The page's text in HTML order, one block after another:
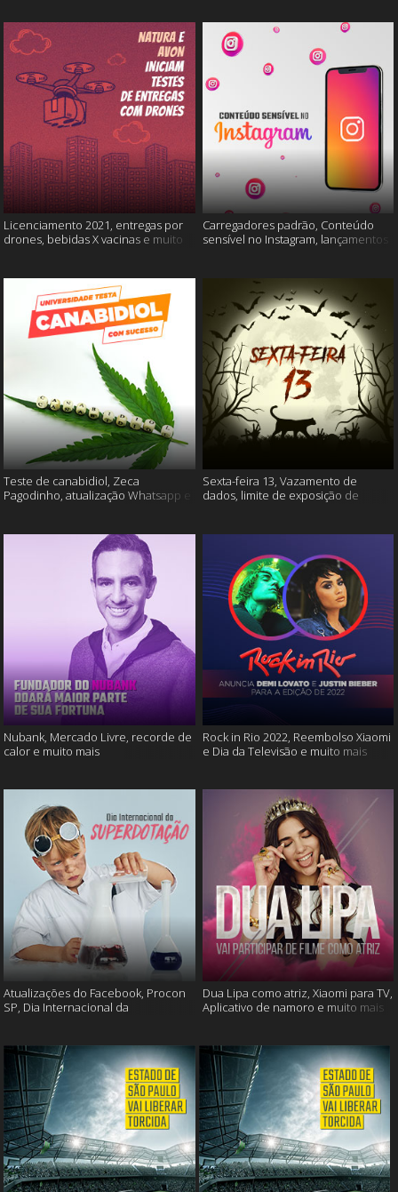
Licenciamento 2021, entregas por
drones, bebidas X vacinas e muito
Carregadores padrão, Conteúdo
sensível no Instagram, lançamentos
Teste de canabidiol, Zeca
Pagodinho, atualização Whatsapp e
Sexta-feira 13, Vazamento de
dados, limite de exposição de
Nubank, Mercado Livre, recorde de
calor e muito mais
Rock in Rio 2022, Reembolso Xiaomi
e Dia da Televisão e muito mais
Atualizações do Facebook, Procon
SP, Dia Internacional da
Dua Lipa como atriz, Xiaomi para TV,
Aplicativo de namoro e muito mais